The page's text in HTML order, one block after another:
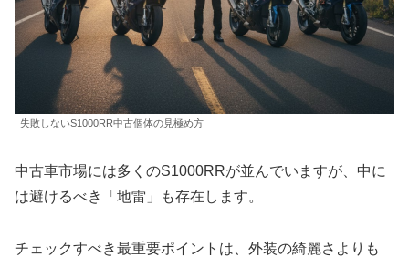
失敗しないS1000RR中古個体の見極め方
中古車市場には多くのS1000RRが並んでいますが、中に
は避けるべき「地雷」も存在します。
チェックすべき最重要ポイントは、外装の綺麗さよりも